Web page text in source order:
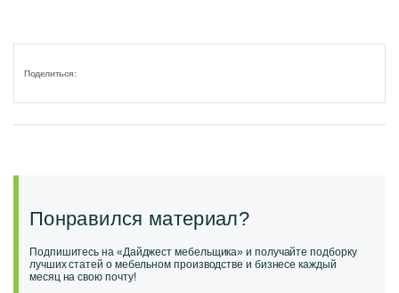
Поделиться:
Понравился материал?
Подпишитесь на «Дайджест мебельщика» и получайте подборку
лучших статей о мебельном производстве и бизнесе каждый
месяц на свою почту!